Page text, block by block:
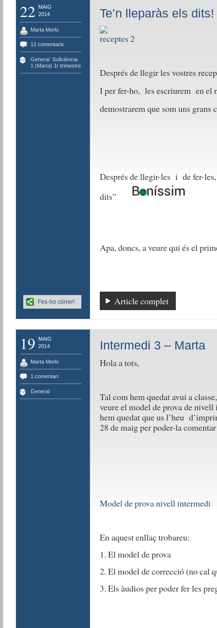
22
MAIG
2014
Marta Merlo
12 comentaris
General, Suficiència
1 (Marta) 1r trimestre
Te’n lleparàs els dits!
Després de llegir les vostres
I per fer-ho, les escriurem en
demostrarem que som uns
Després de llegir-les i de fer-
dits”
Apa, doncs, a veure qui és el
Article complet
Fes-ho córrer!
19
MAIG
2014
Marta Merlo
1 comentari
General
Intermedi 3 – Marta
Hola a tots,
Tal com hem quedat avui a
veure el model de prova de
hem quedat que us l’heu
28 de maig per poder-la
Model de prova nivell intermedi
En aquest enllaç trobareu:
1. El model de prova
2. El model de correcció (no cal
3. Els àudios per poder fer les